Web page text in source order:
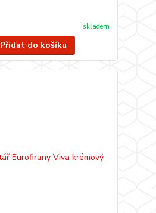
skladem
Přidat do košíku